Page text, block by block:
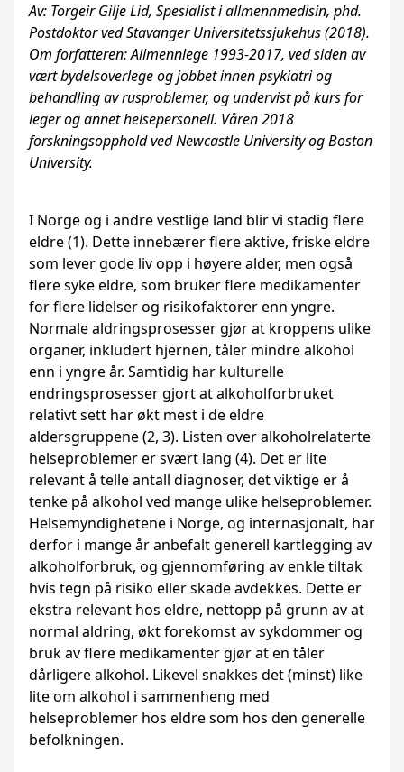
Av: Torgeir Gilje Lid, Spesialist i allmennmedisin, phd.
Postdoktor ved Stavanger Universitetssjukehus (2018).
Om forfatteren: Allmennlege 1993-2017, ved siden av
vært bydelsoverlege og jobbet innen psykiatri og
behandling av rusproblemer, og undervist på kurs for
leger og annet helsepersonell. Våren 2018
forskningsopphold ved Newcastle University og Boston
University.
I Norge og i andre vestlige land blir vi stadig flere
eldre (1). Dette innebærer flere aktive, friske eldre
som lever gode liv opp i høyere alder, men også
flere syke eldre, som bruker flere medikamenter
for flere lidelser og risikofaktorer enn yngre.
Normale aldringsprosesser gjør at kroppens ulike
organer, inkludert hjernen, tåler mindre alkohol
enn i yngre år. Samtidig har kulturelle
endringsprosesser gjort at alkoholforbruket
relativt sett har økt mest i de eldre
aldersgruppene (2, 3). Listen over alkoholrelaterte
helseproblemer er svært lang (4). Det er lite
relevant å telle antall diagnoser, det viktige er å
tenke på alkohol ved mange ulike helseproblemer.
Helsemyndighetene i Norge, og internasjonalt, har
derfor i mange år anbefalt generell kartlegging av
alkoholforbruk, og gjennomføring av enkle tiltak
hvis tegn på risiko eller skade avdekkes. Dette er
ekstra relevant hos eldre, nettopp på grunn av at
normal aldring, økt forekomst av sykdommer og
bruk av flere medikamenter gjør at en tåler
dårligere alkohol. Likevel snakkes det (minst) like
lite om alkohol i sammenheng med
helseproblemer hos eldre som hos den generelle
befolkningen.